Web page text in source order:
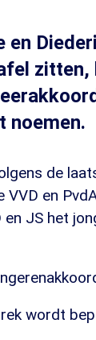
zitten,
noemen.
de
VVD en
JS het
wordt